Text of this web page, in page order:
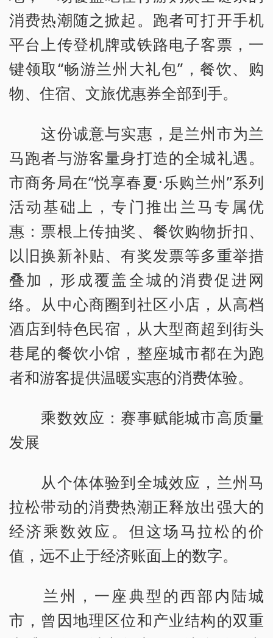
消费热潮随之掀起。跑者可打开手机
平台上传登机牌或铁路电子客票，一
键领取“畅游兰州大礼包”，餐饮、购
物、住宿、文旅优惠券全部到手。
这份诚意与实惠，是兰州市为兰
马跑者与游客量身打造的全城礼遇。
市商务局在“悦享春夏·乐购兰州”系列
活动基础上，专门推出兰马专属优
惠：票根上传抽奖、餐饮购物折扣、
以旧换新补贴、有奖发票等多重举措
叠加，形成覆盖全城的消费促进网
络。从中心商圈到社区小店，从高档
酒店到特色民宿，从大型商超到街头
巷尾的餐饮小馆，整座城市都在为跑
者和游客提供温暖实惠的消费体验。
乘数效应：赛事赋能城市高质量
发展
从个体体验到全城效应，兰州马
拉松带动的消费热潮正释放出强大的
经济乘数效应。但这场马拉松的价
值，远不止于经济账面上的数字。
兰州，一座典型的西部内陆城
市，曾因地理区位和产业结构的双重